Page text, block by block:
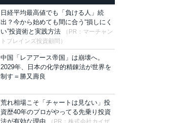
日経平均最高値でも「負ける人」続
出？今から始めても間に合う“損しにく
い”投資術と実践方法
（PR：マーチャン
トブレインズ投資顧問）
中国「レアアース帝国」は崩壊へ。
2029年、日本の化学的精錬法が世界を
制す＝勝又壽良
荒れ相場こそ「チャートは見ない」投
資歴40年のプロがやってる先乗り投資
法が有効な理由
（PR：株式会社カイザ